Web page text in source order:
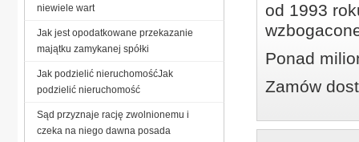
od 1993
Ponad
Zamów
niewiele wart
Jak jest opodatkowane przekazanie
majątku zamykanej spółki
Jak podzielić nieruchomośćJak
podzielić nieruchomość
Sąd przyznaje rację zwolnionemu i
czeka na niego dawna posada